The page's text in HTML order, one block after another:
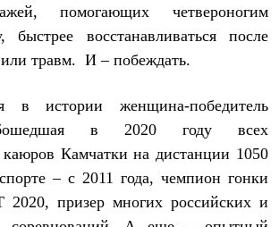
помогающих четвероногим
быстрее восстанавливаться после
или травм. И – побеждать.
истории женщина-победитель
в 2020 году всех
Камчатки на дистанции 1050
– с 2011 года, чемпион гонки
2020, призер многих российских и